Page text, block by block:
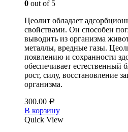
0 out of 5
Цеолит обладает
свойствами. Он способен
выводить из организма
металлы, вредные газы.
появлению и сохранности
обеспечивает естественный
рост, силу, восстановление
организма.
300.00 Р
В корзину
Quick View